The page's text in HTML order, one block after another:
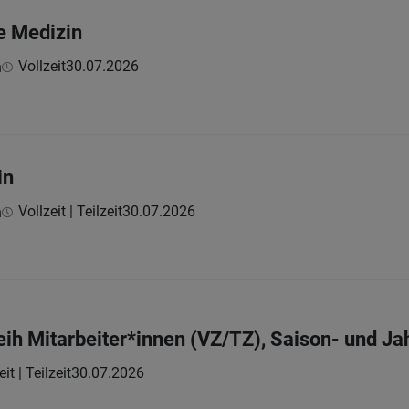
Medizin
Vollzeit30.07.2026
Vollzeit | Teilzeit30.07.2026
Mitarbeiter*innen (VZ/TZ), Saison- und
| Teilzeit30.07.2026